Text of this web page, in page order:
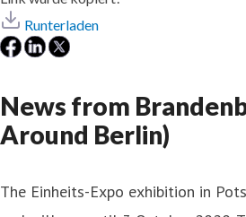
Runterladen
News from
Around Berlin)
The Einheits-Expo exhibition in